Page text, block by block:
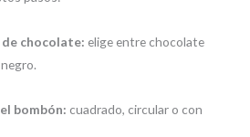
chocolate: elige entre chocolate
bombón: cuadrado, circular o con